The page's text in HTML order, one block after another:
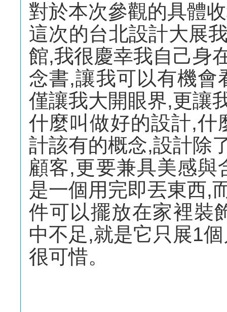
對於本次參觀的具體
這次的台北設計大展
館,我很慶幸我自己身
念書,讓我可以有機會
僅讓我大開眼界,更讓
什麼叫做好的設計,什
計該有的概念,設計除
顧客,更要兼具美感與
是一個用完即丟東西,
件可以擺放在家裡裝
中不足,就是它只展1
很可惜。